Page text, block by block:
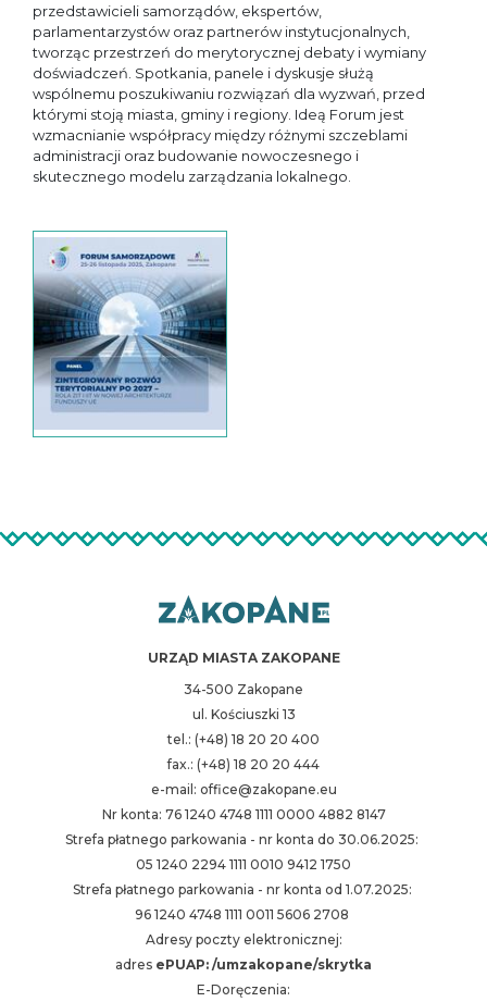
przedstawicieli samorządów, ekspertów,
parlamentarzystów oraz partnerów instytucjonalnych,
tworząc przestrzeń do merytorycznej debaty i wymiany
doświadczeń. Spotkania, panele i dyskusje służą
wspólnemu poszukiwaniu rozwiązań dla wyzwań, przed
którymi stoją miasta, gminy i regiony. Ideą Forum jest
wzmacnianie współpracy między różnymi szczeblami
administracji oraz budowanie nowoczesnego i
skutecznego modelu zarządzania lokalnego.
URZĄD MIASTA ZAKOPANE
34-500 Zakopane
ul. Kościuszki 13
tel.: (+48) 18 20 20 400
fax.: (+48) 18 20 20 444
e-mail: office@zakopane.eu
Nr konta: 76 1240 4748 1111 0000 4882 8147
Strefa płatnego parkowania - nr konta do 30.06.2025:
05 1240 2294 1111 0010 9412 1750
Strefa płatnego parkowania - nr konta od 1.07.2025:
96 1240 4748 1111 0011 5606 2708
Adresy poczty elektronicznej:
adres ePUAP: /umzakopane/skrytka
E-Doręczenia: